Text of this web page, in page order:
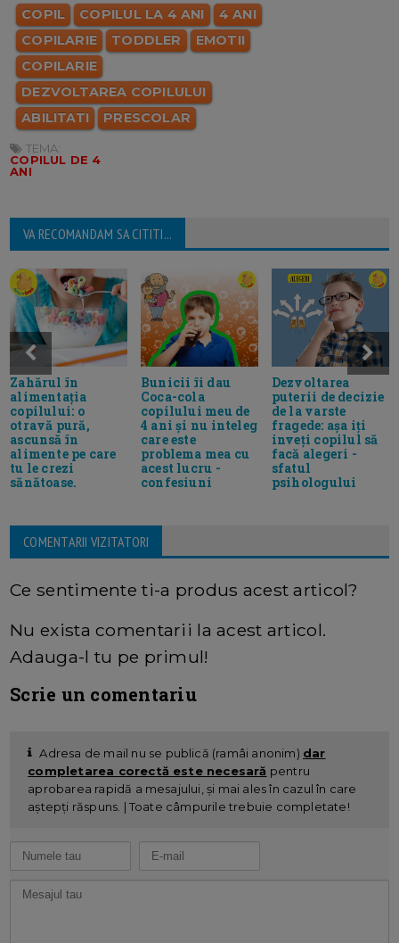
COPIL COPILUL LA 4 ANI
4 ANI
COPILARIE
TODDLER
EMOTII
COPILARIE
DEZVOLTAREA COPILULUI
ABILITATI
PRESCOLAR
TEMA:
COPILUL DE 4
ANI
VA RECOMANDAM SA CITITI...
Zahărul în
alimentația
copilului: o
otravă pură,
ascunsă în
alimente pe care
tu le crezi
sănătoase.
Bunicii îi dau
Coca-cola
copilului meu de
4 ani și nu inteleg
care este
problema mea cu
acest lucru -
confesiuni
Dezvoltarea
puterii de decizie
de la varste
fragede: așa iți
inveți copilul să
facă alegeri -
sfatul
psihologului
COMENTARII VIZITATORI
Ce sentimente ti-a produs acest articol?
Nu exista comentarii la acest articol.
Adauga-l tu pe primul!
Scrie un comentariu
Adresa de mail nu se publică (ramâi anonim) dar
completarea corectă este necesară pentru
aprobarea rapidă a mesajului, și mai ales în cazul în care
aștepți răspuns. | Toate câmpurile trebuie completate!